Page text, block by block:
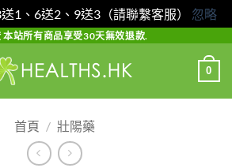
1、6送2、9送3（請聯繫客服） 忽略
本站所有商品享受30天無效退款.
0
首頁 / 壯陽藥